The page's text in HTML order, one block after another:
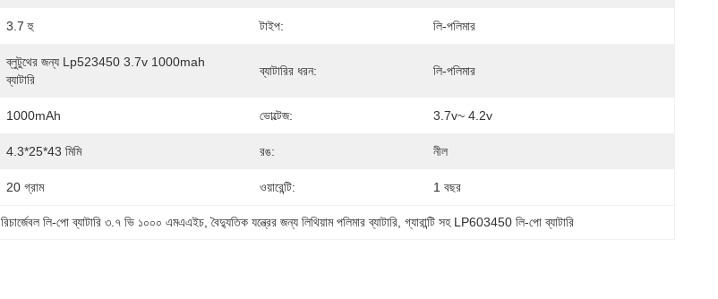
3.7 হু টাইপ: লি-পলিমার
ব্লুটুথের জন্য Lp523450 3.7v 1000mah
ব্যাটারি
ব্যাটারির ধরন: লি-পলিমার
1000mAh ভোল্টেজ: 3.7v~ 4.2v
4.3*25*43 মিমি রঙ: নীল
20 গ্রাম ওয়ারেন্টি: 1 বছর
রিচার্জেবল লি-পো ব্যাটারি ৩.৭ ভি ১০০০ এমএএইচ , বৈদ্যুতিক যন্ত্রের জন্য লিথিয়াম পলিমার ব্যাটারি , গ্যারান্টি সহ LP603450 লি-পো ব্যাটারি